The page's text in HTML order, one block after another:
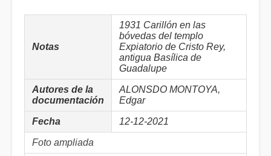
Notas
1931 Carillón en las
bóvedas del templo
Expiatorio de Cristo Rey,
antigua Basílica de
Guadalupe
Autores de la
documentación
ALONSDO MONTOYA,
Edgar
Fecha 12-12-2021
Foto ampliada